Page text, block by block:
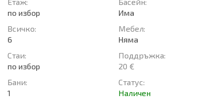
по избор
Всичко:
6
Стаи:
по избор
Бани:
1
Има
Мебел:
Няма
Поддръжка:
20 €
Статус:
Наличен